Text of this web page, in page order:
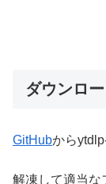
ダウンロ
GitHubから
解凍して適当な